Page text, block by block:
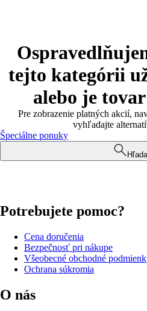
tejto kategórii
alebo je
Pre zobrazenie platných akcií,
vyhľadajte
Špeciálne ponuky
Potrebujete pomoc?
Cena doručenia
Bezpečnosť pri nákupe
Všeobecné obchodné
Ochrana súkromia
O nás